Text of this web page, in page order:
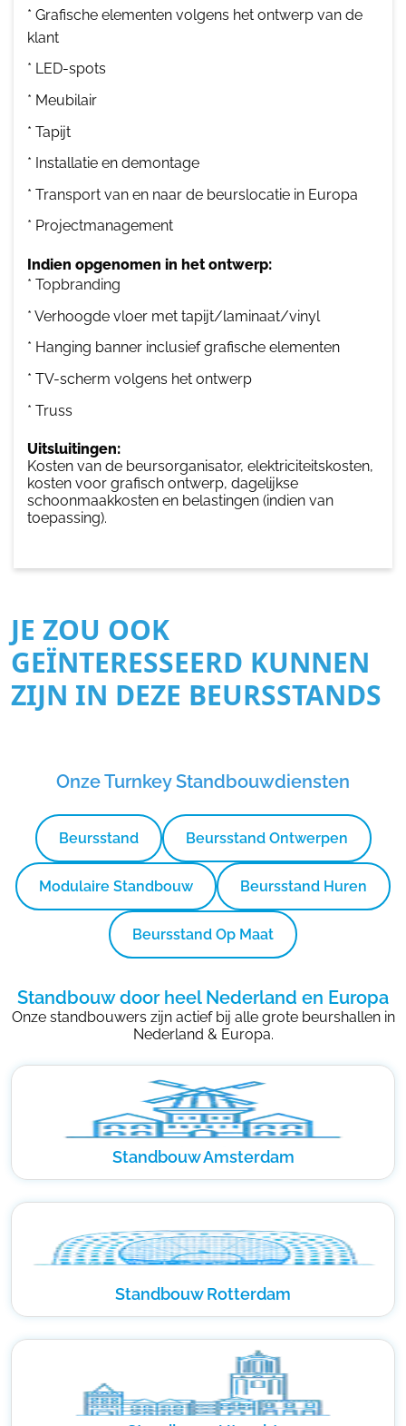
* Grafische elementen volgens het ontwerp van de
klant
* LED-spots
* Meubilair
* Tapijt
* Installatie en demontage
* Transport van en naar de beurslocatie in Europa
* Projectmanagement
Indien opgenomen in het ontwerp:
* Topbranding
* Verhoogde vloer met tapijt/laminaat/vinyl
* Hanging banner inclusief grafische elementen
* TV-scherm volgens het ontwerp
* Truss
Uitsluitingen:
Kosten van de beursorganisator, elektriciteitskosten,
kosten voor grafisch ontwerp, dagelijkse
schoonmaakkosten en belastingen (indien van
toepassing).
JE ZOU OOK
GEÏNTERESSEERD KUNNEN
ZIJN IN DEZE BEURSSTANDS
Onze Turnkey Standbouwdiensten
Beursstand Beursstand Ontwerpen
Modulaire Standbouw Beursstand Huren
Beursstand Op Maat
Standbouw door heel Nederland en Europa
Onze standbouwers zijn actief bij alle grote beurshallen in
Nederland & Europa.
Standbouw Amsterdam
Standbouw Rotterdam